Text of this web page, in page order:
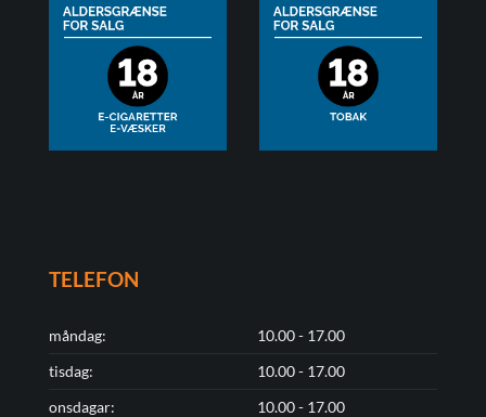
TELEFON
måndag:
10.00 - 17.00
tisdag:
10.00 - 17.00
onsdagar:
10.00 - 17.00